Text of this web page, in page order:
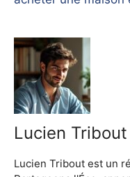
Lucien Tribout
Lucien Tribout est un